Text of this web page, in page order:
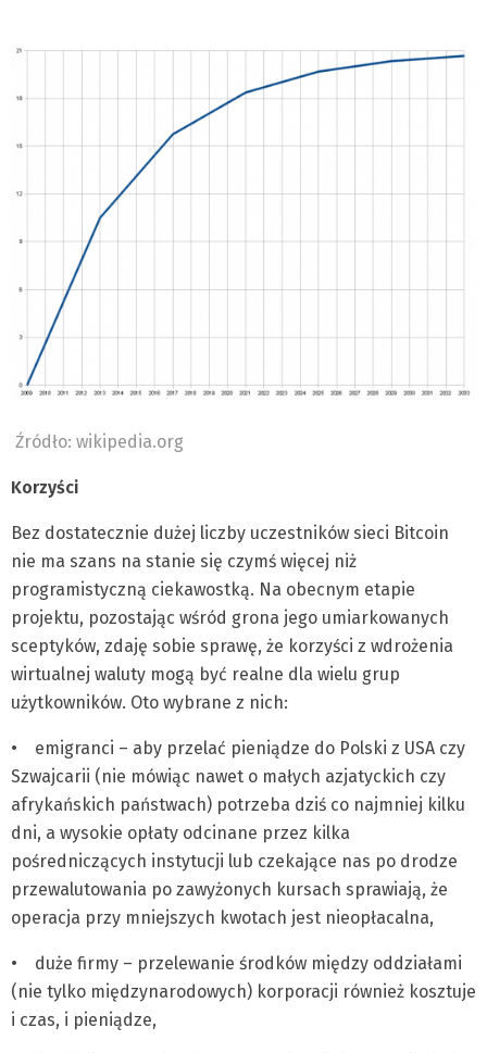
Źródło: wikipedia.org
Korzyści
Bez dostatecznie dużej liczby uczestników sieci Bitcoin
nie ma szans na stanie się czymś więcej niż
programistyczną ciekawostką. Na obecnym etapie
projektu, pozostając wśród grona jego umiarkowanych
sceptyków, zdaję sobie sprawę, że korzyści z wdrożenia
wirtualnej waluty mogą być realne dla wielu grup
użytkowników. Oto wybrane z nich:
• emigranci – aby przelać pieniądze do Polski z USA czy
Szwajcarii (nie mówiąc nawet o małych azjatyckich czy
afrykańskich państwach) potrzeba dziś co najmniej kilku
dni, a wysokie opłaty odcinane przez kilka
pośredniczących instytucji lub czekające nas po drodze
przewalutowania po zawyżonych kursach sprawiają, że
operacja przy mniejszych kwotach jest nieopłacalna,
• duże firmy – przelewanie środków między oddziałami
(nie tylko międzynarodowych) korporacji również kosztuje
i czas, i pieniądze,